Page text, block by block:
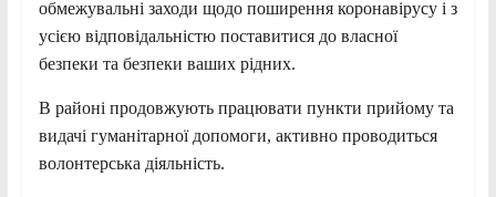
обмежувальні заходи щодо поширення коронавірусу і з
усією відповідальністю поставитися до власної
безпеки та безпеки ваших рідних.
В районі продовжують працювати пункти прийому та
видачі гуманітарної допомоги, активно проводиться
волонтерська діяльність.